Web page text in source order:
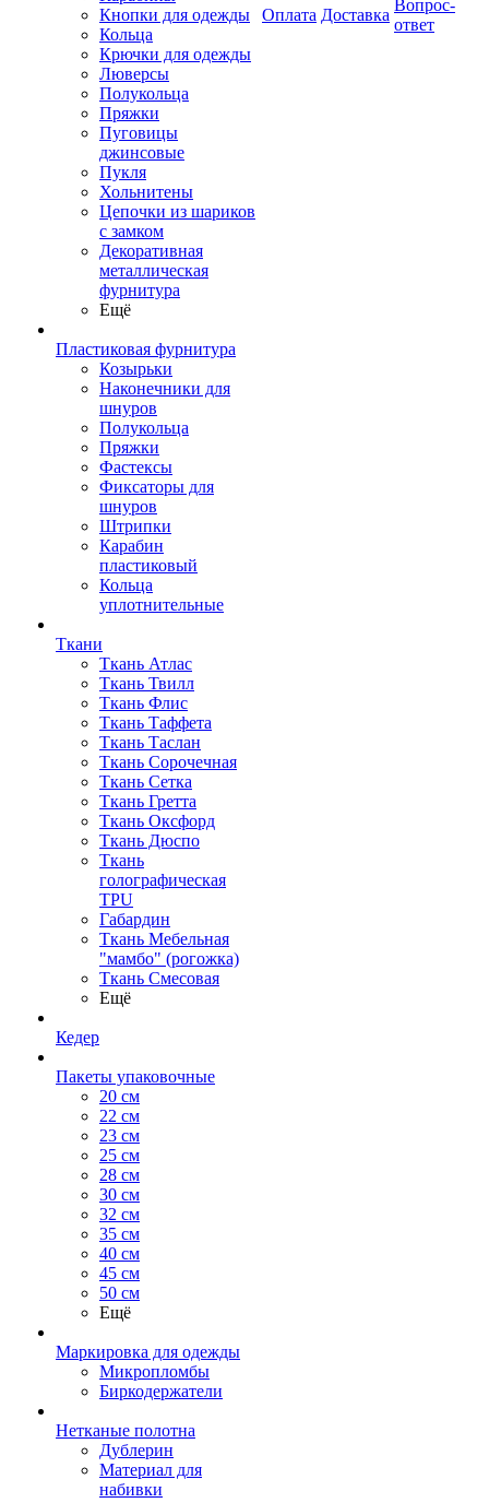
Кнопки для одежды
Кольца
Крючки для одежды
Люверсы
Полукольца
Пряжки
Пуговицы
джинсовые
Пукля
Хольнитены
Цепочки из шариков
с замком
Декоративная
металлическая
фурнитура
Ещё
Пластиковая фурнитура
Козырьки
Наконечники для
шнуров
Полукольца
Пряжки
Фастексы
Фиксаторы для
шнуров
Штрипки
Карабин
пластиковый
Кольца
уплотнительные
Ткани
Ткань Атлас
Ткань Твилл
Ткань Флис
Ткань Таффета
Ткань Таслан
Ткань Сорочечная
Ткань Сетка
Ткань Гретта
Ткань Оксфорд
Ткань Дюспо
Ткань
голографическая
TPU
Габардин
Ткань Мебельная
"мамбо" (рогожка)
Ткань Смесовая
Ещё
Кедер
Пакеты упаковочные
20 см
22 см
23 см
25 см
28 см
30 см
32 см
35 см
40 см
45 см
50 см
Ещё
Маркировка для одежды
Микропломбы
Биркодержатели
Нетканые полотна
Дублерин
Материал для
набивки
Оплата Доставка
Вопрос-
ответ